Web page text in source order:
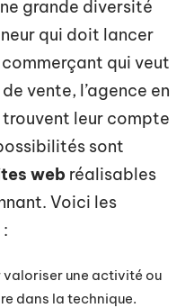
grande diversité
qui doit lancer
qui veut
vente, l’agence en
trouvent leur compte
sont
web réalisables
Voici les
une activité ou
dans la technique.